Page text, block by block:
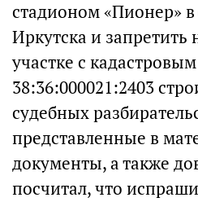
стадионом «Пионер» в
Иркутска и запретить
участке с
38:36:000021:2403
судебных
представленные в
документы, а также
посчитал, что